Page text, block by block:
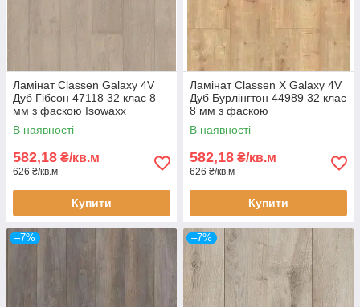
Ламінат Classen Galaxy 4V
Дуб Гібсон 47118 32 клас 8
мм з фаскою Isowaxx
В наявності
582,18 ₴/кв.м
626 ₴/кв.м
Купити
Ламінат Classen X Galaxy 4V
Дуб Бурлінгтон 44989 32 клас
8 мм з фаскою
В наявності
582,18 ₴/кв.м
626 ₴/кв.м
Купити
–7% –7%